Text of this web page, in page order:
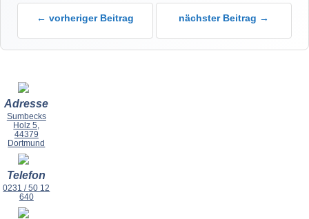
← vorheriger Beitrag nächster Beitrag →
Adresse
Sumbecks
Holz 5,
44379
Dortmund
Telefon
0231 / 50 12
640